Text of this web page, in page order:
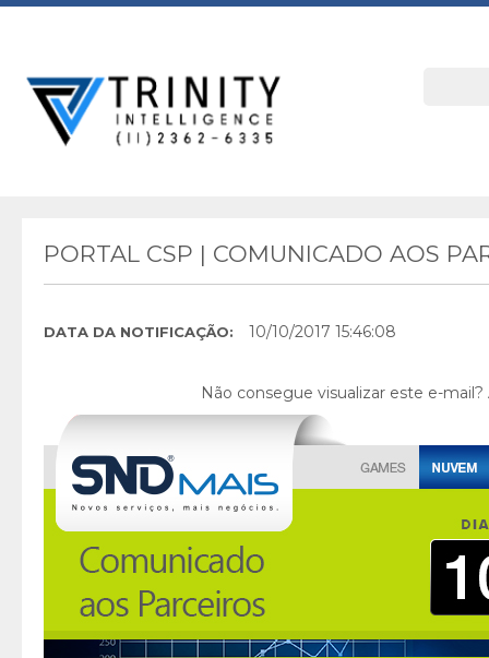
PORTAL CSP | COMUNICADO AOS
DATA DA NOTIFICAÇÃO: 10/10/2017 15:46:08
Não consegue visualizar este e-